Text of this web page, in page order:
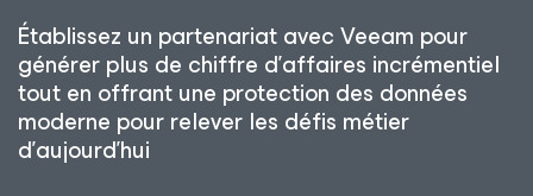
Établissez un partenariat avec Veeam pour
générer plus de chiffre d’affaires incrémentiel
tout en offrant une protection des données
moderne pour relever les défis métier
d’aujourd’hui